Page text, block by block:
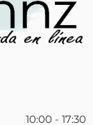
10:00 - 17:30